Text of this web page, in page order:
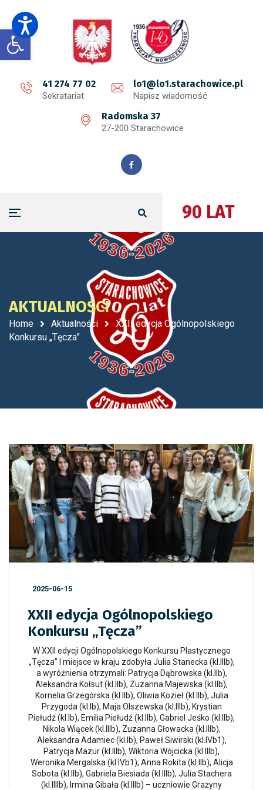
Open toolbar
41 274 77 02
Sekratariat
lo1@lo1.starachowice.pl
Napisz wiadomość
Radomska 37
27-200 Starachowice
90 LAT
AKTUALNOŚCI
Home Aktualności
XXII edycja Ogólnopolskiego
Konkursu „Tęcza”
2025-06-15
XXII edycja Ogólnopolskiego
Konkursu „Tęcza”
W XXII edycji Ogólnopolskiego Konkursu Plastycznego
„Tęcza” I miejsce w kraju zdobyła Julia Stanecka (kl.IIIb),
a wyróżnienia otrzymali: Patrycja Dąbrowska (kl.IIb),
Aleksandra Kołsut (kl.IIb), Zuzanna Majewska (kl.IIb),
Kornelia Grzegórska (kl.IIb), Oliwia Kozieł (kl.IIb), Julia
Przygoda (kl.Ib), Maja Olszewska (kl.IIIb), Krystian
Piełudź (kl.Ib), Emilia Piełudź (kl.IIb), Gabriel Jeśko (kl.IIb),
Nikola Wiącek (kl.IIIb), Zuzanna Głowacka (kl.IIIb),
Aleksandra Adamiec (kl.Ib), Paweł Siwirski (kl.IVb1),
Patrycja Mazur (kl.IIIb), Wiktoria Wójcicka (kl.IIIb),
Weronika Mergalska (kl.IVb1), Anna Rokita (kl.IIb), Alicja
Sobota (kl.IIb), Gabriela Biesiada (kl.IIIb), Julia Stachera
(kl.IIIIb), Irmina Gibała (kl.IIIb) – uczniowie Grażyny